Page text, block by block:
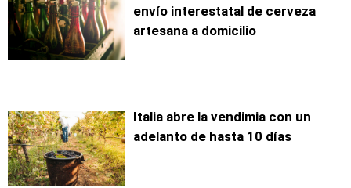
envío interestatal de cerveza
artesana a domicilio
Italia abre la vendimia con un
adelanto de hasta 10 días